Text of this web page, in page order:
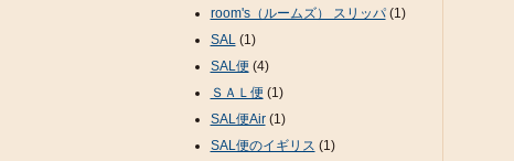
room's（ルームズ） スリッパ(1)
SAL(1)
SAL便(4)
ＳＡＬ便(1)
SAL便Air(1)
SAL便のイギリス (1)